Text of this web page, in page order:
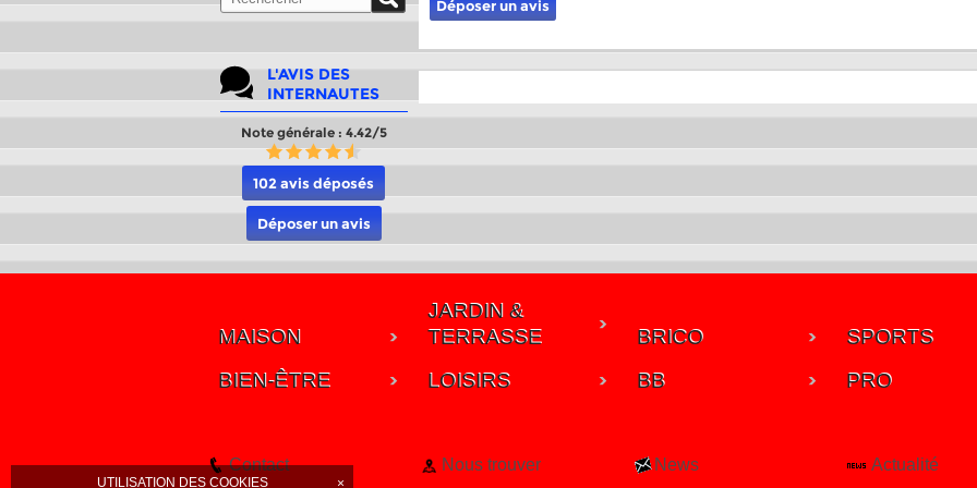
UTILISATION DES COOKIES ×
L'AVIS DES
INTERNAUTES
Note générale : 4.42/5
102 avis déposés
Déposer un avis
Déposer un avis
MAISON
JARDIN &
TERRASSE
BRICO SPORTS
BIEN-ÊTRE
LOISIRS BB PRO
Contact Nous trouver News Actualité